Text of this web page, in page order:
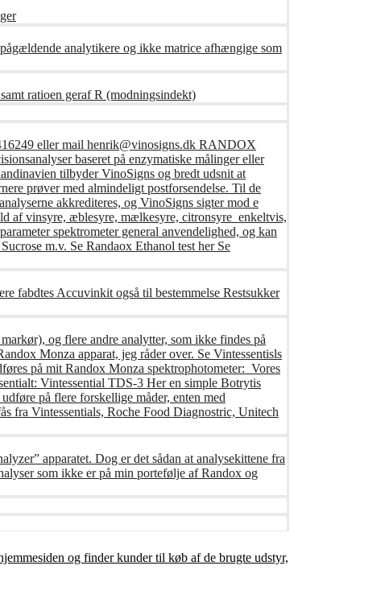
analytikere og ikke matrice afhængige som
ratioen geraf R (modningsindekt)
eller mail henrik@vinosigns.dk RANDOX
baseret på enzymatiske målinger eller
tilbyder VinoSigns og bredt udsnit at
prøver med almindeligt postforsendelse. Til de
akkrediteres, og VinoSigns sigter mod e
af vinsyre, æblesyre, mælkesyre, citronsyre enkeltvis,
spektrometer general anvendelighed, og kan
m.v. Se Randaox Ethanol test her Se
fabdtes Accuvinkit også til bestemmelse Restsukker
og flere andre analytter, som ikke findes på
Monza apparat, jeg råder over. Se Vintessentisls
på mit Randox Monza spektrophotometer: Vores
Vintessential TDS-3 Her en simple Botrytis
på flere forskellige måder, enten med
fra Vintessentials, Roche Food Diagnostric, Unitech
apparatet. Dog er det sådan at analysekittene fra
som ikke er på min portefølje af Randox og
og finder kunder til køb af de brugte udstyr,